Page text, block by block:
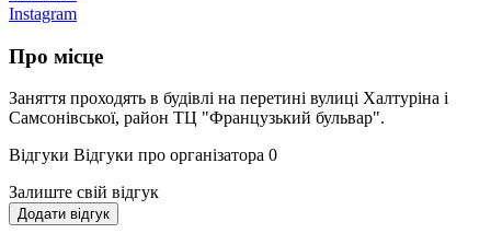
Instagram
Про місце
Заняття проходять в будівлі на перетині вулиці Халтуріна і
Самсонівської, район ТЦ "Французький бульвар".
Відгуки Відгуки про організатора 0
Залиште свій відгук
Додати відгук